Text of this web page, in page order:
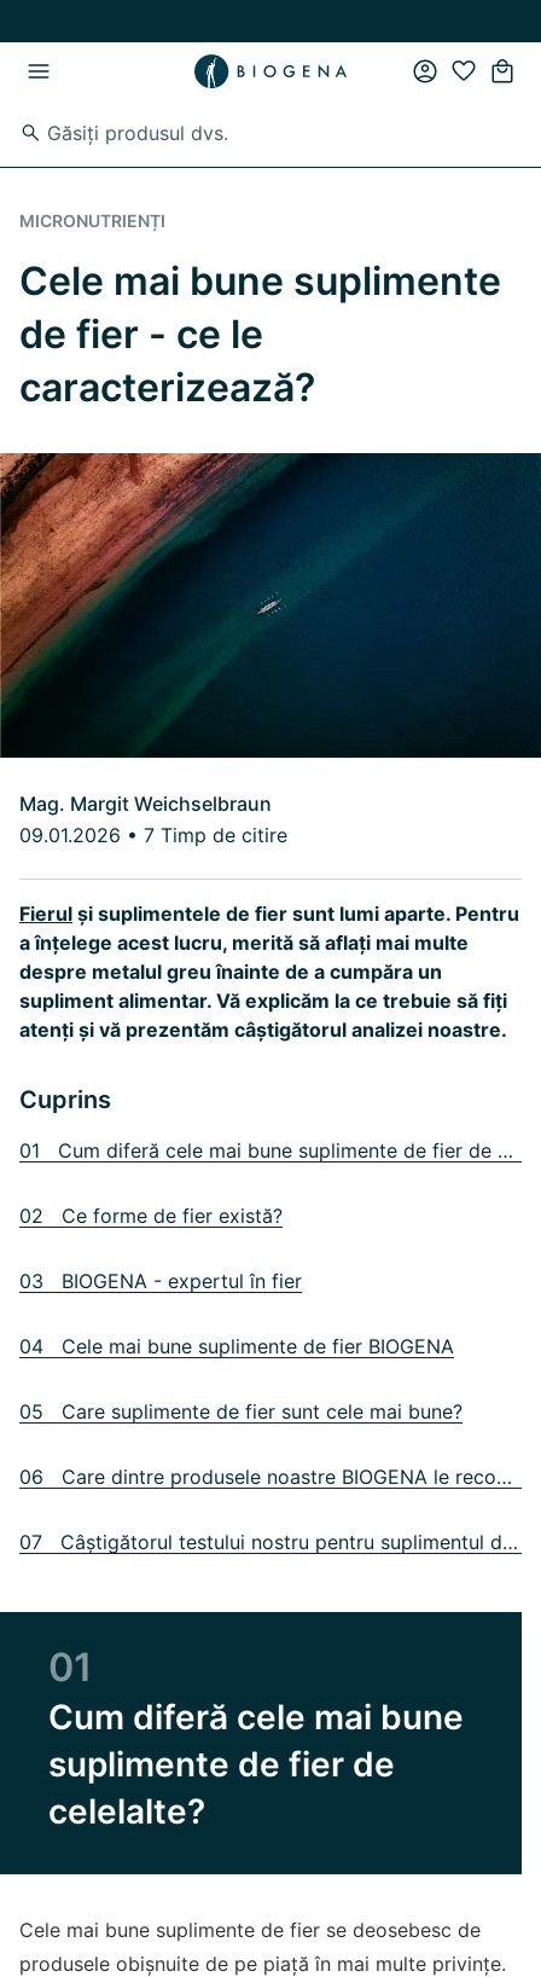
MICRONUTRIENȚI
Cele mai bune suplimente
de fier - ce le
caracterizează?
Mag. Margit Weichselbraun
09.01.2026 • 7 Timp de citire
Fierul și suplimentele de fier sunt lumi aparte. Pentru
a înțelege acest lucru, merită să aflați mai multe
despre metalul greu înainte de a cumpăra un
supliment alimentar. Vă explicăm la ce trebuie să fiți
atenți și vă prezentăm câștigătorul analizei noastre.
Cuprins
01 Cum diferă cele mai bune suplimente de fier de celelalte?
02 Ce forme de fier există?
03 BIOGENA - expertul în fier
04 Cele mai bune suplimente de fier BIOGENA
05 Care suplimente de fier sunt cele mai bune?
06 Care dintre produsele noastre BIOGENA le recomandăm pentru ce nevoi?
07 Câștigătorul testului nostru pentru suplimentul de fier: MoFerrin® 21
01
Cum diferă cele mai bune
suplimente de fier de
celelalte?
Cele mai bune suplimente de fier se deosebesc de
produsele obișnuite de pe piață în mai multe privințe.